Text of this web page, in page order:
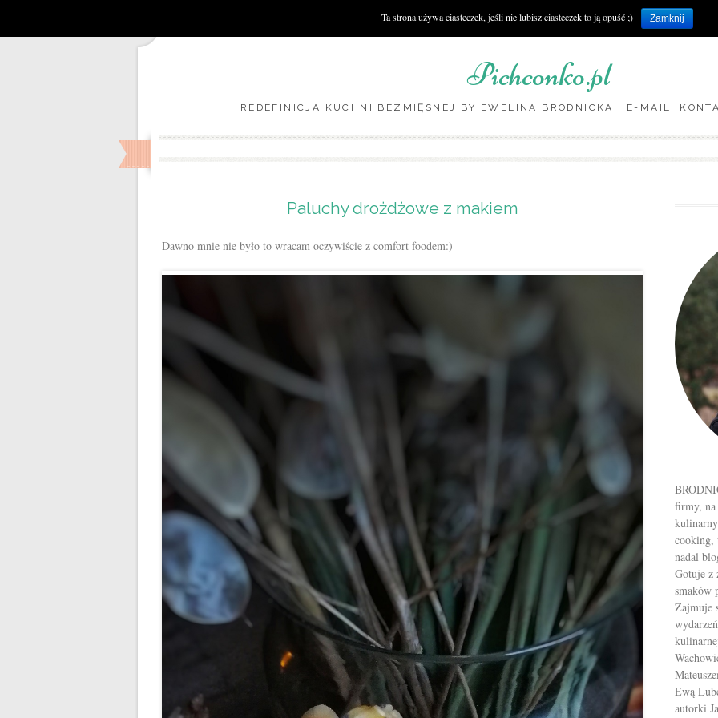
Pichconko.pl
REDEFINICJA KUCHNI BEZMIĘSNEJ BY EWELINA BRODNICKA | E-MAIL:
Paluchy drożdżowe z makiem
Dawno mnie nie było to wracam oczywiście z comfort foodem:)
firmy, na
cooking,
nadal
Gotuje z
smaków
Zajmuje
Ewą
autorki
Ta strona używa ciasteczek, jeśli nie lubisz ciasteczek to ją opuść ;) Zamknij